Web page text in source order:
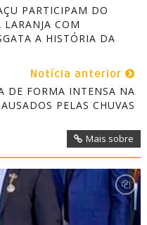
PARTICIPAM DO
COM
A HISTÓRIA DA
Notícia anterior
DE FORMA INTENSA NA
PELAS CHUVAS
Mais sobre